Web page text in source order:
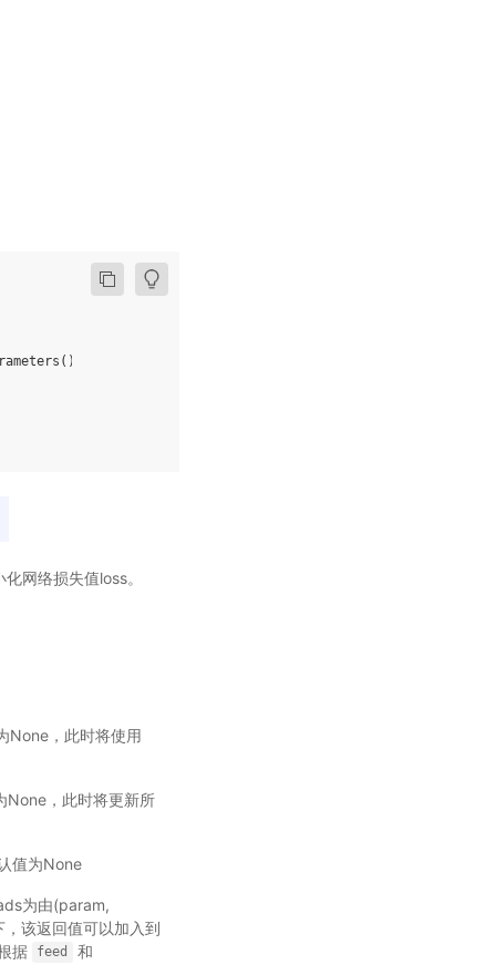
())
网络损失值loss。
None，此时将使用
None，此时将更新所
值为None
为由(param,
该返回值可以加入到
据 feed 和